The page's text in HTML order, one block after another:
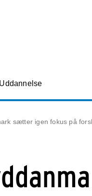
Uddannelse
sætter igen fokus på